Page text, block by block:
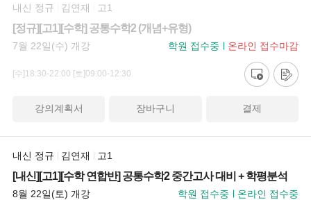
내신 정규 김연재 고1
[정규][고1][수학] 공통수학2 (개념+유형)
7월 22일(수) 개강 학원 접수중 온라인 접수마감
[수]18:30-22:00 [토]09:00-12:30
강의계획서 장바구니 결제
내신 정규 김연재 고1
[내신][고1][수학 연합반] 공통수학2 중간고사 대비 + 학평분석
8월 22일(토) 개강 학원 접수중 온라인 접수중